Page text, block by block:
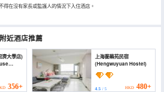
得在沒有家長或監護人的情況下入住酒店。
附近酒店推薦
濟大學店)
356+
上海蘅蕪苑民宿
(Hengwuyuan Hostel)
4.5/ 5 HKD 480+